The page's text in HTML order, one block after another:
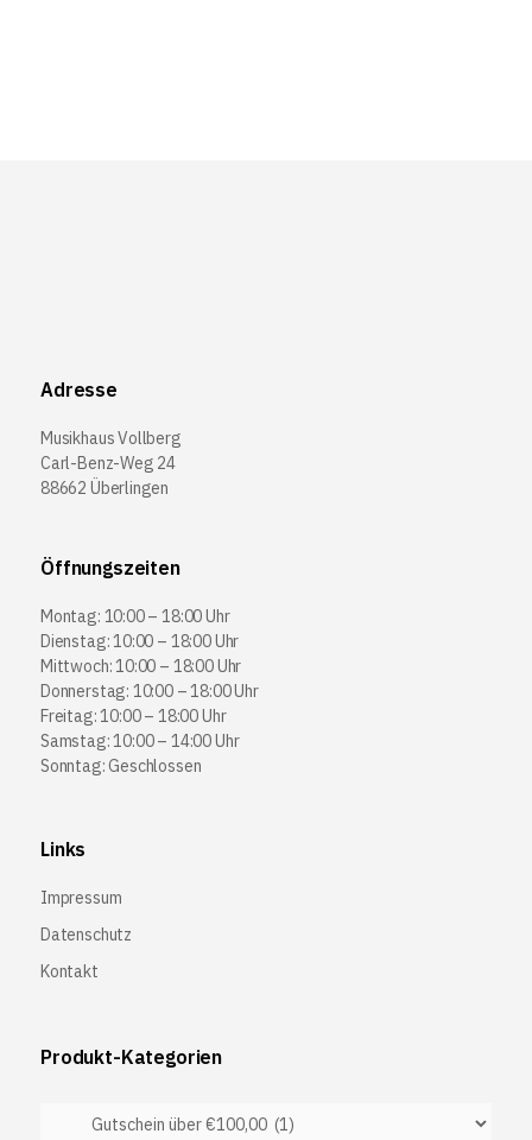
Adresse
Musikhaus Vollberg
Carl-Benz-Weg 24
88662 Überlingen
Öffnungszeiten
Montag: 10:00 – 18:00 Uhr
Dienstag: 10:00 – 18:00 Uhr
Mittwoch: 10:00 – 18:00 Uhr
Donnerstag: 10:00 – 18:00 Uhr
Freitag: 10:00 – 18:00 Uhr
Samstag: 10:00 – 14:00 Uhr
Sonntag: Geschlossen
Links
Impressum
Datenschutz
Kontakt
Produkt-Kategorien